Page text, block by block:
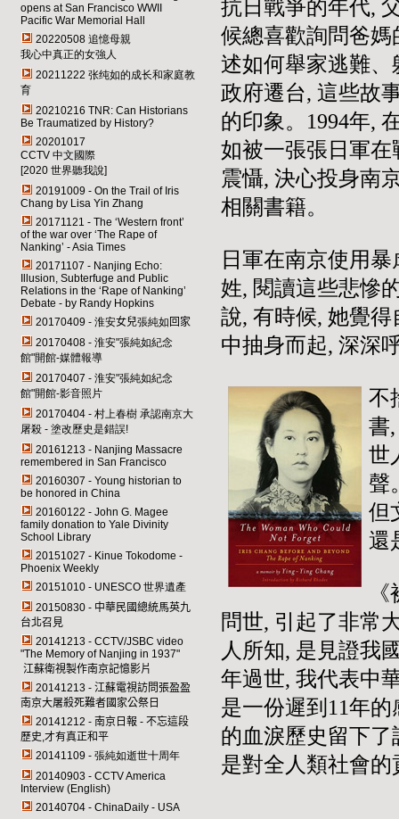
opens at San Francisco WWII
Pacific War Memorial Hall
20220508 追憶母親
我心中真正的女強人
20211222 张纯如的成长和家庭教
育
20210216 TNR: Can Historians
Be Traumatized by History?
20201017
CCTV 中文國際
[2020 世界聽我說]
20191009 - On the Trail of Iris
Chang by Lisa Yin Zhang
20171121 - The ‘Western front’
of the war over ‘The Rape of
Nanking’ - Asia Times
20171107 - Nanjing Echo:
Illusion, Subterfuge and Public
Relations in the ‘Rape of Nanking’
Debate - by Randy Hopkins
20170409 - 淮安女兒張純如 回家
20170408 - 淮安"張純如紀念
館"開館-媒體報導
20170407 - 淮安"張純如紀念
館"開館-影音照片
20170404 - 村上春樹 承認南京大
屠殺 - 塗改歷史是錯誤!
20161213 - Nanjing Massacre
remembered in San Francisco
20160307 - Young historian to
be honored in China
20160122 - John G. Magee
family donation to Yale Divinity
School Library
20151027 - Kinue Tokodome -
Phoenix Weekly
20151010 - UNESCO 世界遺產
20150830 - 中華民國總統馬英九
台北召見
20141213 - CCTV/JSBC video
"The Memory of Nanjing in 1937"
江蘇衛視製作南京記憶影片
20141213 - 江蘇電視訪問張盈盈
南京大屠殺死難者國家公祭日
20141212 - 南京日報 - 不忘這段
歷史,才有真正和平
20141109 - 張純如逝世十周年
20140903 - CCTV America
Interview (English)
20140704 - ChinaDaily - USA
抗日戰爭的年代,
候總喜歡詢問爸
述如何舉家逃難
政府遷台, 這些故
的印象。1994年,
如被一張張日軍
震懾, 決心投身南
相關書籍。
日軍在南京使用
姓, 閱讀這些悲慘
說, 有時候, 她覺
中抽身而起, 深深
不
書
世
聲
但
還
問世, 引起了非常
人所知, 是見證我
年過世, 我代表中
是一份遲到11年
的血淚歷史留下
是對全人類社會